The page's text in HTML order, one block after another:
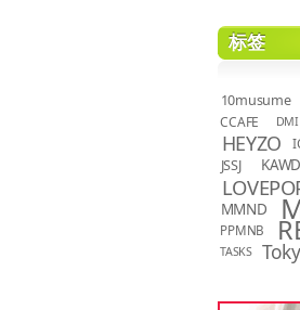
标签
10musume
CCAFE DMI
HEYZO
JSSJ KAWD
MMND
PPMNB
TASKS